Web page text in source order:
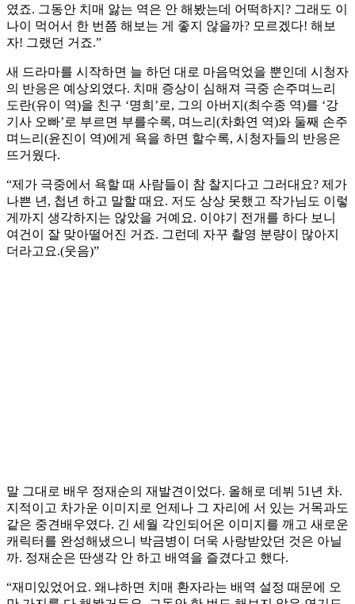
였죠. 그동안 치매 앓는 역은 안 해봤는데 어떡하지? 그래도 이
나이 먹어서 한 번쯤 해보는 게 좋지 않을까? 모르겠다! 해보
자! 그랬던 거죠.”
새 드라마를 시작하면 늘 하던 대로 마음먹었을 뿐인데 시청자
의 반응은 예상외였다. 치매 증상이 심해져 극중 손주며느리
도란(유이 역)을 친구 ‘명희’로, 그의 아버지(최수종 역)를 ‘강
기사 오빠’로 부르면 부를수록, 며느리(차화연 역)와 둘째 손주
며느리(윤진이 역)에게 욕을 하면 할수록, 시청자들의 반응은
뜨거웠다.
“제가 극중에서 욕할 때 사람들이 참 찰지다고 그러대요? 제가
나쁜 년, 첩년 하고 말할 때요. 저도 상상 못했고 작가님도 이렇
게까지 생각하지는 않았을 거예요. 이야기 전개를 하다 보니
여건이 잘 맞아떨어진 거죠. 그런데 자꾸 촬영 분량이 많아지
더라고요.(웃음)”
말 그대로 배우 정재순의 재발견이었다. 올해로 데뷔 51년 차.
지적이고 차가운 이미지로 언제나 그 자리에 서 있는 거목과도
같은 중견배우였다. 긴 세월 각인되어온 이미지를 깨고 새로운
캐릭터를 완성해냈으니 박금병이 더욱 사랑받았던 것은 아닐
까. 정재순은 딴생각 안 하고 배역을 즐겼다고 했다.
“재미있었어요. 왜냐하면 치매 환자라는 배역 설정 때문에 오